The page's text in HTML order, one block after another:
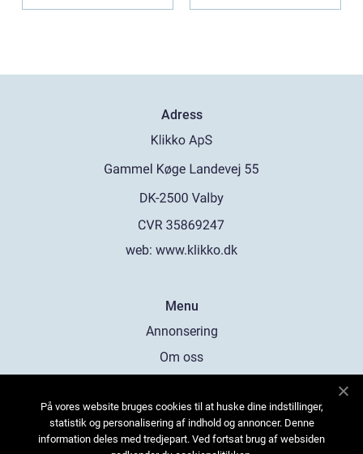
Adress
web: www.klikko.dk
Menu
Annonsering
Om oss
Kontakta oss
Sitemap
På vores website bruges cookies til at huske dine indstillinger,
statistik og personalisering af indhold og annoncer. Denne
information deles med tredjepart. Ved fortsat brug af websiden